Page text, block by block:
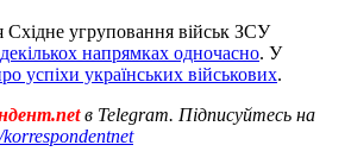
Східне угруповання військ ЗСУ
напрямках одночасно. У
успіхи українських військових.
в Telegram. Підписуйтесь на